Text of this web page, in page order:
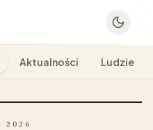
Aktualności Ludzie
2026